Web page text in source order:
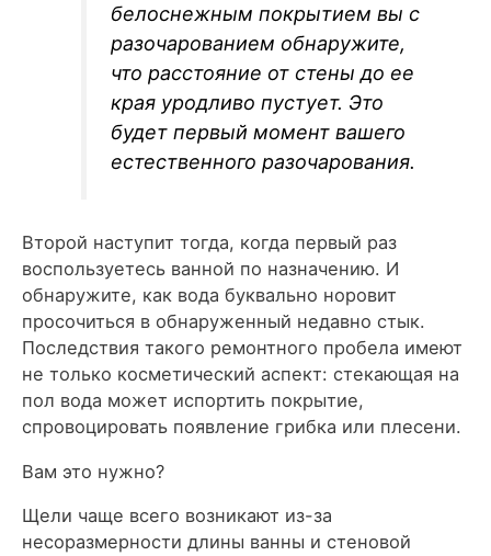
белоснежным покрытием вы с
разочарованием обнаружите,
что расстояние от стены до ее
края уродливо пустует. Это
будет первый момент вашего
естественного разочарования.
Второй наступит тогда, когда первый раз
воспользуетесь ванной по назначению. И
обнаружите, как вода буквально норовит
просочиться в обнаруженный недавно стык.
Последствия такого ремонтного пробела имеют
не только косметический аспект: стекающая на
пол вода может испортить покрытие,
спровоцировать появление грибка или плесени.
Вам это нужно?
Щели чаще всего возникают из-за
несоразмерности длины ванны и стеновой